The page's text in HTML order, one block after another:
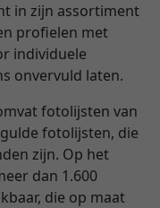
in zijn assortiment
profielen met
individuele
onvervuld laten.
fotolijsten van
fotolijsten, die
zijn. Op het
dan 1.600
die op maat